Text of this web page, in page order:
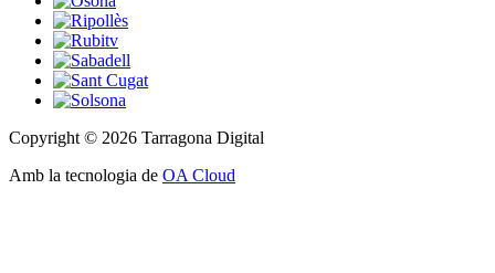
Copyright © 2026 Tarragona Digital
Amb la tecnologia de OA Cloud